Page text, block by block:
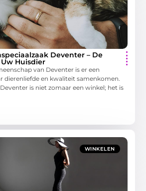
Deventer – De
Huisdier
van Deventer is er een
dierenliefde en kwaliteit samenkomen.
is niet zomaar een winkel; het is
WINKELEN